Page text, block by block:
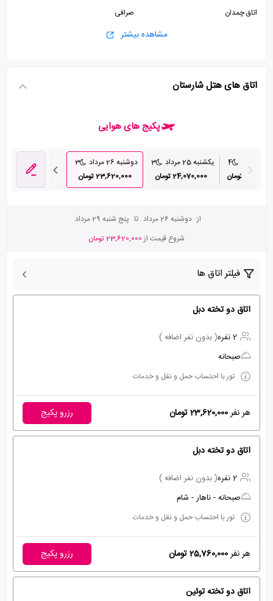
اتاق چمدان
صرافی
مشاهده بیشتر
اتاق های هتل شارستان
پکیج های هوایی
4
تومان
یکشنبه 25 مرداد
3
24,070,000 تومان
دوشنبه 26 مرداد
3
23,620,000 تومان
سه شنبه 27 مرداد
27,150,000 تومان
از دوشنبه 26 مرداد تا پنج شنبه 29 مرداد
شروع قیمت از23,620,000 تومان
فیلتر اتاق ها
اتاق دو تخته دبل
2 نفره
( بدون نفر اضافه )
صبحانه
تور با احتساب حمل و نقل و خدمات
هر نفر23,620,000 تومان رزرو پکیج
اتاق دو تخته دبل
2 نفره
( بدون نفر اضافه )
صبحانه - ناهار - شام
تور با احتساب حمل و نقل و خدمات
هر نفر25,760,000 تومان رزرو پکیج
اتاق دو تخته توئین